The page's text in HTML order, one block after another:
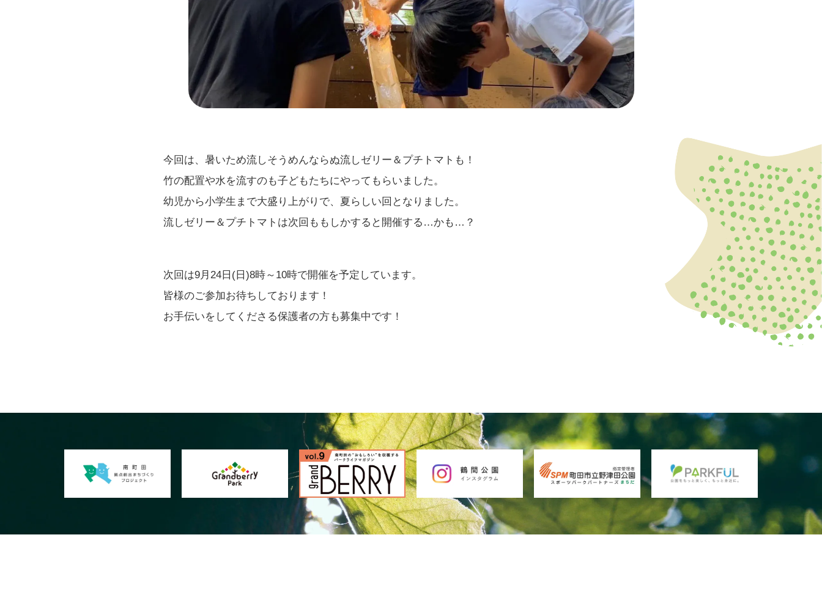
今回は、暑いため流しそうめんならぬ流しゼリー＆プチトマトも！
竹の配置や水を流すのも子どもたちにやってもらいました。
幼児から小学生まで大盛り上がりで、夏らしい回となりました。
流しゼリー＆プチトマトは次回ももしかすると開催する…かも…？
次回は9月24日(日)8時～10時で開催を予定しています。
皆様のご参加お待ちしております！
お手伝いをしてくださる保護者の方も募集中です！